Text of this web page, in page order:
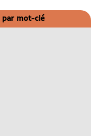
par mot-clé